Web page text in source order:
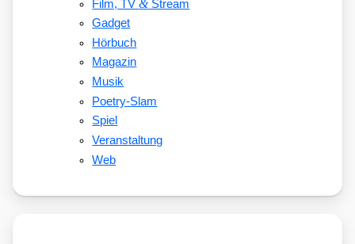
Film, TV&Stream
Gadget
Hörbuch
Magazin
Musik
Poetry-Slam
Spiel
Veranstaltung
Web